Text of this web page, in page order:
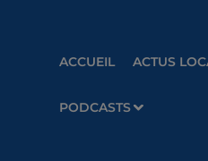
ACCUEIL ACTUS
PODCASTS